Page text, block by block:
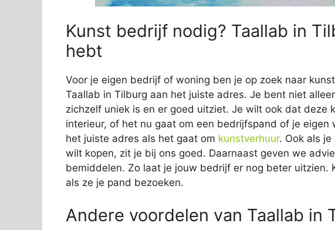
Kunst bedrijf nodig? Taallab in
hebt
Voor je eigen bedrijf of woning ben je op zoek naar
Taallab in Tilburg aan het juiste adres. Je bent niet
zichzelf uniek is en er goed uitziet. Je wilt ook dat deze
interieur, of het nu gaat om een bedrijfspand of je eigen
het juiste adres als het gaat om kunstverhuur. Ook als
wilt kopen, zit je bij ons goed. Daarnaast geven we
bemiddelen. Zo laat je jouw bedrijf er nog beter uitzien.
als ze je pand bezoeken.
Andere voordelen van Taallab in